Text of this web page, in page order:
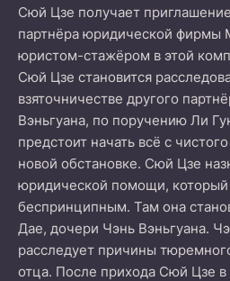
Сюй Цзе получает
партнёра юридической фирмы
юристом-стажёром в этой
Сюй Цзе становится
взяточничестве другого
Вэньгуана, по поручению Ли
предстоит начать всё с
новой обстановке. Сюй Цзе
юридической помощи, который
беспринципным. Там она
Дае, дочери Чэнь Вэньгуана.
расследует причины
отца. После прихода Сюй Цзе в